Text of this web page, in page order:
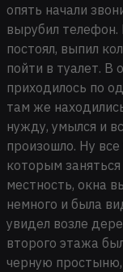
опять начали
вырубил телефон.
постоял, выпил
пойти в туалет.
приходилось по
там же
нужду, умылся и
произошло. Ну
которым
местность, окна
немного и была
увидел возле
второго этажа
черную простыню,